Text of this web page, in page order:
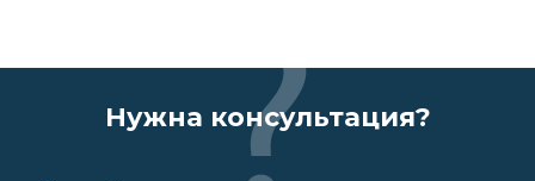
Нужна консультация?